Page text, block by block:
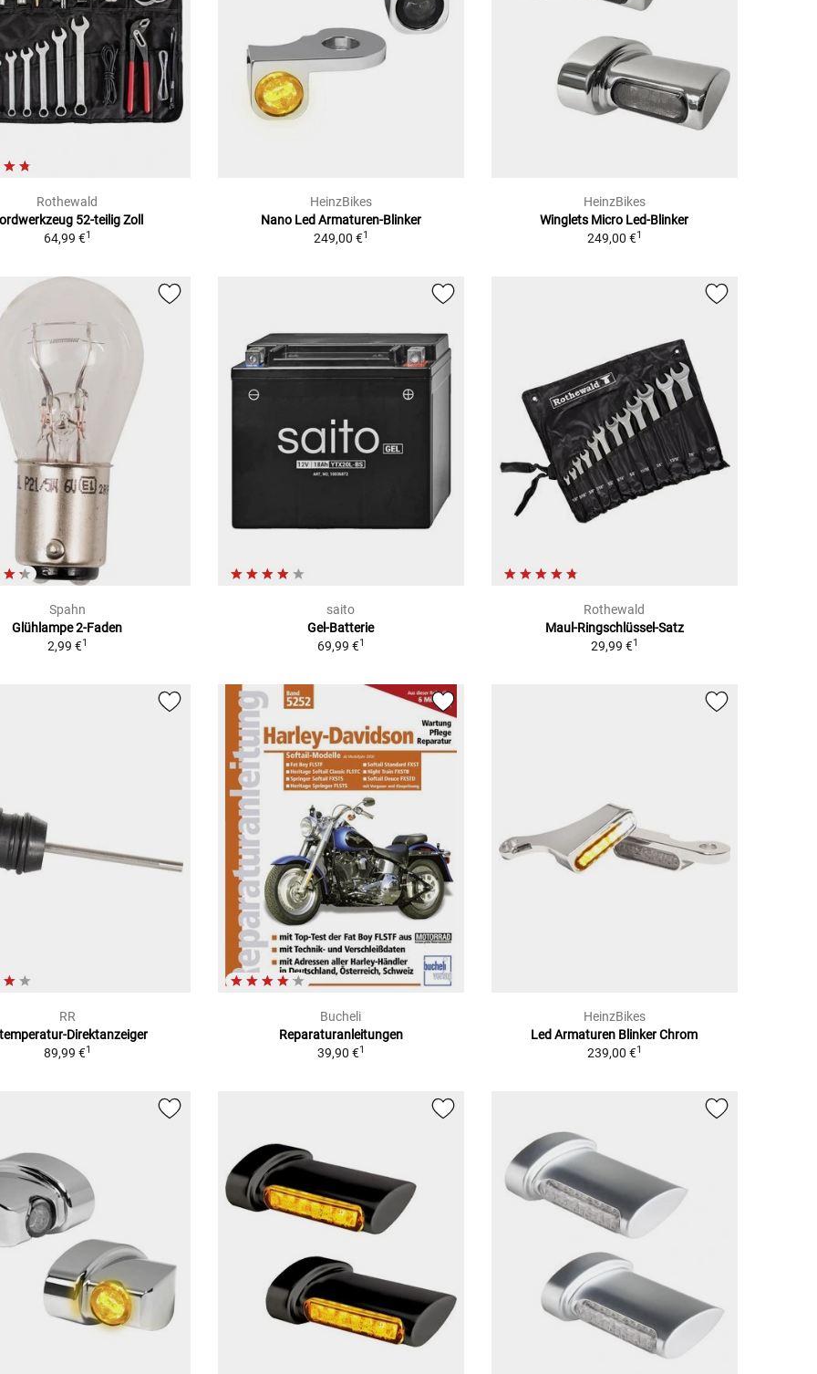
Rothewald
52-teilig Zoll
64,99 €1
HeinzBikes
Nano Led Armaturen-Blinker
249,00 €1
HeinzBikes
Winglets Micro Led-Blinker
249,00 €1
Spahn
Glühlampe 2-Faden
2,99 €1
saito
Gel-Batterie
69,99 €1
Rothewald
Maul-Ringschlüssel-Satz
29,99 €1
RR
Direktanzeiger
89,99 €1
Bucheli
Reparaturanleitungen
39,90 €1
HeinzBikes
Led Armaturen Blinker Chrom
239,00 €1